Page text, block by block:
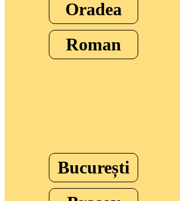
Oradea
Roman
București